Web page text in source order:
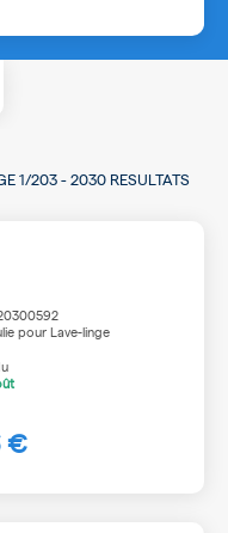
1/203-2030 RESULTATS
pour Lave-linge
€